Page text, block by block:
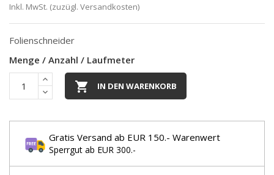
Inkl. MwSt. (zuzügl. Versandkosten)
Folienschneider
Menge / Anzahl / Laufmeter
 IN DEN WARENKORB
Gratis Versand ab EUR 150.- Warenwert
Sperrgut ab EUR 300.-